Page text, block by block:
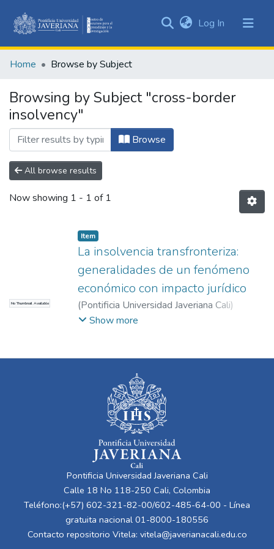
&
All of DSpace
Log In (current)
Home Browse by Subject
Browsing by Subject "cross-border
insolvency"
Browse
All browse results
Now showing 1 - 1 of 1
No Thumbnail Available
Item
La insolvencia transfronteriza:
generalidades de un fenómeno
económico con impacto jurídico
(Pontificia Universidad Javeriana Cali)
Vásquez Valencia, María Victoria
Show more
Pontificia Universidad Javeriana Cali
Calle 18 No 118-250 Cali, Colombia
Teléfono:(+57) 602-321-82-00/602-485-64-00 - Línea
gratuita nacional 01-8000-180556
Contacto repositorio Vitela: vitela@javerianacali.edu.co